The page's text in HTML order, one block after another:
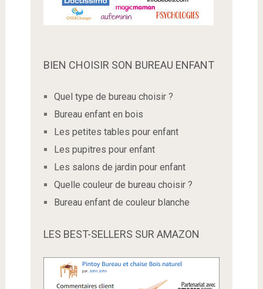
BIEN CHOISIR SON BUREAU ENFANT
Quel type de bureau choisir ?
Bureau enfant en bois
Les petites tables pour enfant
Les pupitres pour enfant
Les salons de jardin pour enfant
Quelle couleur de bureau choisir ?
Bureau enfant de couleur blanche
LES BEST-SELLERS SUR AMAZON